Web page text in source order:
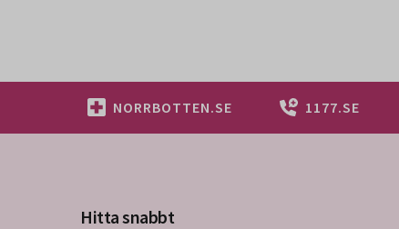
NORRBOTTEN.SE 1177.SE
Hitta snabbt